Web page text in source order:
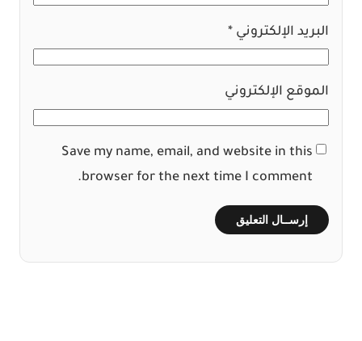
البريد الإلكتروني*
الموقع الإلكتروني
Save my name, email, and website in this
browser for the next time I comment.